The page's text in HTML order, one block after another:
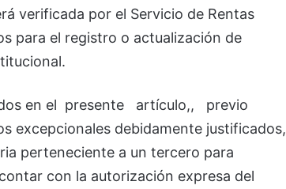
verificada por el Servicio de Rentas
para el registro o actualización de
en el presente artículo,, previo
excepcionales debidamente justificados,
perteneciente a un tercero para
con la autorización expresa del